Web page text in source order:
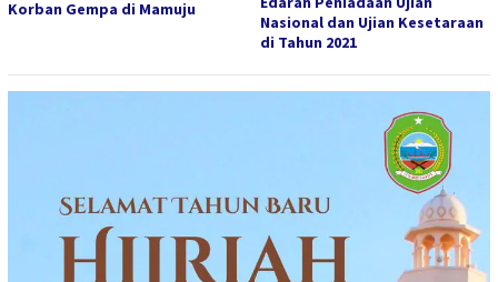
Korban Gempa di Mamuju
Nasional dan Ujian Kesetaraan
di Tahun 2021